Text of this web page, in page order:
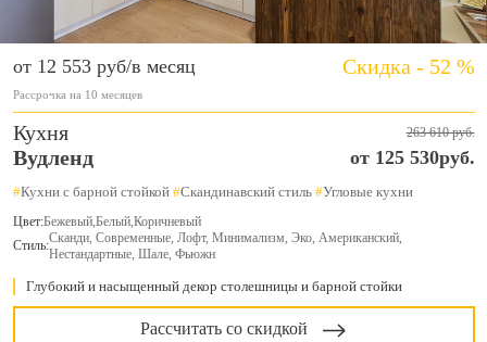
от 12 553 руб/в месяц Скидка - 52 %
Рассрочка на 10 месяцев
Кухня 263 610 руб.
Вудленд от 125 530руб.
#Кухни с барной стойкой #Скандинавский стиль #Угловые кухни
Цвет:Бежевый, Белый, Коричневый
Стиль:
Сканди, Современные, Лофт, Минимализм, Эко, Американский,
Нестандартные, Шале, Фьюжн
Глубокий и насыщенный декор столешницы и барной стойки
Рассчитать со скидкой